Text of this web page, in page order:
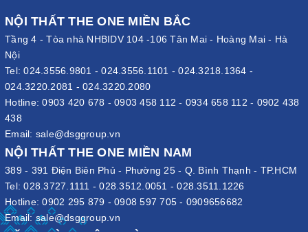
NỘI THẤT THE ONE MIỀN BẮC
Tầng 4 - Tòa nhà NHBIDV 104 -106 Tân Mai - Hoàng Mai - Hà
Nội
Tel:024.3556.9801 -024.3556.1101 -024.3218.1364 -
024.3220.2081 - 024.3220.2080
Hotline:0903 420 678 - 0903 458 112 - 0934 658 112 - 0902 438
438
Email: sale@dsggroup.vn
NỘI THẤT THE ONE MIỀN NAM
389 - 391 Điện Biên Phủ - Phường 25 - Q. Bình Thạnh - TP.HCM
Tel:028.3727.1111 -028.3512.0051 -028.3511.1226
Hotline:0902 295 879 - 0908 597 705 - 0909656682
Email:sale@dsggroup.vn